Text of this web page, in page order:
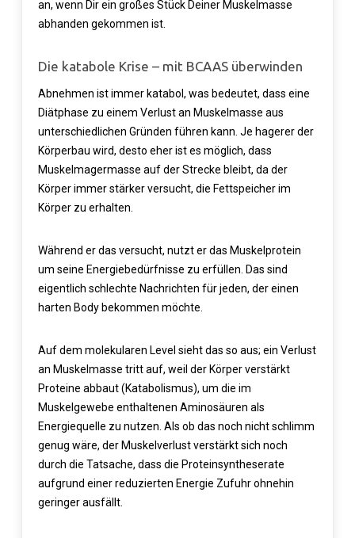
an, wenn Dir ein großes Stück Deiner Muskelmasse
abhanden gekommen ist.
Die katabole Krise – mit BCAAS überwinden
Abnehmen ist immer katabol, was bedeutet, dass eine
Diätphase zu einem Verlust an Muskelmasse aus
unterschiedlichen Gründen führen kann. Je hagerer der
Körperbau wird, desto eher ist es möglich, dass
Muskelmagermasse auf der Strecke bleibt, da der
Körper immer stärker versucht, die Fettspeicher im
Körper zu erhalten.
Während er das versucht, nutzt er das Muskelprotein
um seine Energiebedürfnisse zu erfüllen. Das sind
eigentlich schlechte Nachrichten für jeden, der einen
harten Body bekommen möchte.
Auf dem molekularen Level sieht das so aus; ein Verlust
an Muskelmasse tritt auf, weil der Körper verstärkt
Proteine abbaut (Katabolismus), um die im
Muskelgewebe enthaltenen Aminosäuren als
Energiequelle zu nutzen. Als ob das noch nicht schlimm
genug wäre, der Muskelverlust verstärkt sich noch
durch die Tatsache, dass die Proteinsyntheserate
aufgrund einer reduzierten Energie Zufuhr ohnehin
geringer ausfällt.